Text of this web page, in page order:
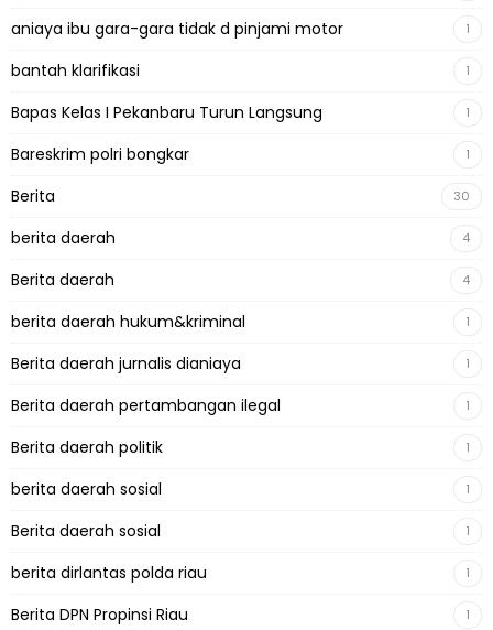
aniaya ibu gara-gara tidak d pinjami motor 1
bantah klarifikasi 1
Bapas Kelas I Pekanbaru Turun Langsung 1
Bareskrim polri bongkar 1
Berita 30
berita daerah 4
Berita daerah 4
berita daerah hukum&kriminal 1
Berita daerah jurnalis dianiaya 1
Berita daerah pertambangan ilegal 1
Berita daerah politik 1
berita daerah sosial 1
Berita daerah sosial 1
berita dirlantas polda riau 1
Berita DPN Propinsi Riau 1